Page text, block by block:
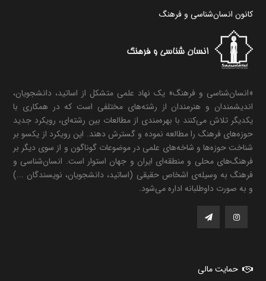
کانون انسان‌شناسی و فرهنگ
«انسان‌شناسی و فرهنگ» یک نهاد علمی متشکل از اساتید، دانشجویان،
اندیشمندان و هنرمندان از رشته‌های مختلفی است که در همکاری با
یکدیگر تلاش می‌کنند با بهره‌مندی از مطالعات بین رشته‌ای، رویکرد جدید
حوزه‌های فرهنگ را مطالعه نموده و گسترش دهند. این رویکرد از یکسو بر
شناخت حوزه‌ها و شاخه‌های علمی در موضوعات گوناگون و از سوی دیگر بر
فرهنگ‌های محلی و منطقه‌ای ایران و جهان استوار است. انسان‌شناسی و
فرهنگ به وسیله‌ی اشخاص حقیقی (اساتید، دانشجویان، نویسندگان ...)
و به صورت داوطلبانه اداره می‌شود.
حمایت مالی